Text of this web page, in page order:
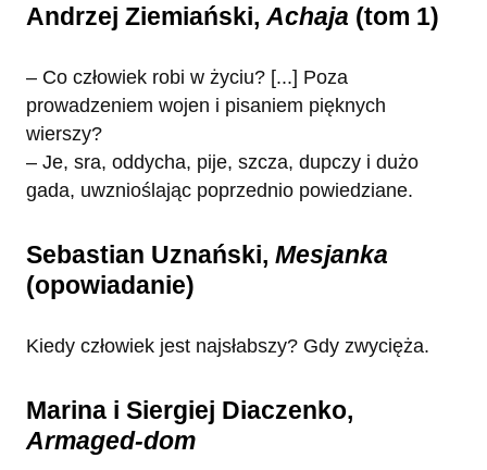
Andrzej Ziemiański,Achaja (tom 1)
– Co człowiek robi w życiu? [...] Poza
prowadzeniem wojen i pisaniem pięknych
wierszy?
– Je, sra, oddycha, pije, szcza, dupczy i dużo
gada, uwznioślając poprzednio powiedziane.
Sebastian Uznański, Mesjanka
(opowiadanie)
Kiedy człowiek jest najsłabszy? Gdy zwycięża.
Marina i Siergiej Diaczenko,
Armaged-dom